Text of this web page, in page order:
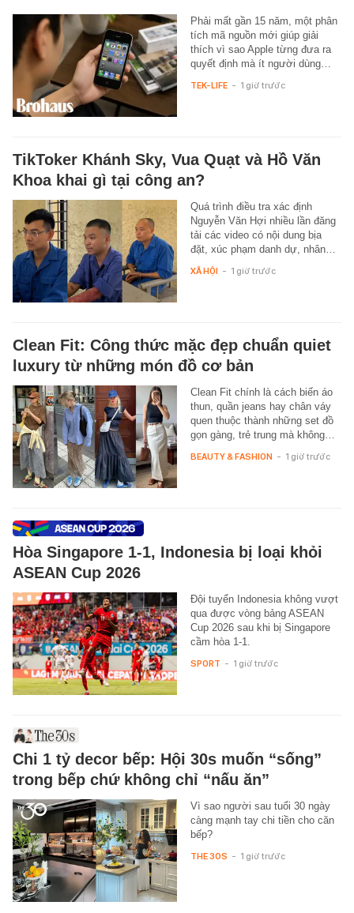
Phải mất gần 15 năm, một phân
tích mã nguồn mới giúp giải
thích vì sao Apple từng đưa ra
quyết định mà ít người dùng…
TEK-LIFE - 1 giờ trước
TikToker Khánh Sky, Vua Quạt và Hồ Văn
Khoa khai gì tại công an?
Quá trình điều tra xác định
Nguyễn Văn Hợi nhiều lần đăng
tải các video có nội dung bịa
đặt, xúc phạm danh dự, nhân…
XÃ HỘI - 1 giờ trước
Clean Fit: Công thức mặc đẹp chuẩn quiet
luxury từ những món đồ cơ bản
Clean Fit chính là cách biến áo
thun, quần jeans hay chân váy
quen thuộc thành những set đồ
gọn gàng, trẻ trung mà không…
BEAUTY & FASHION - 1 giờ trước
Hòa Singapore 1-1, Indonesia bị loại khỏi
ASEAN Cup 2026
Đội tuyển Indonesia không vượt
qua được vòng bảng ASEAN
Cup 2026 sau khi bị Singapore
cầm hòa 1-1.
SPORT - 1 giờ trước
Chi 1 tỷ decor bếp: Hội 30s muốn “sống”
trong bếp chứ không chỉ “nấu ăn”
Vì sao người sau tuổi 30 ngày
càng mạnh tay chi tiền cho căn
bếp?
THE 30S - 1 giờ trước